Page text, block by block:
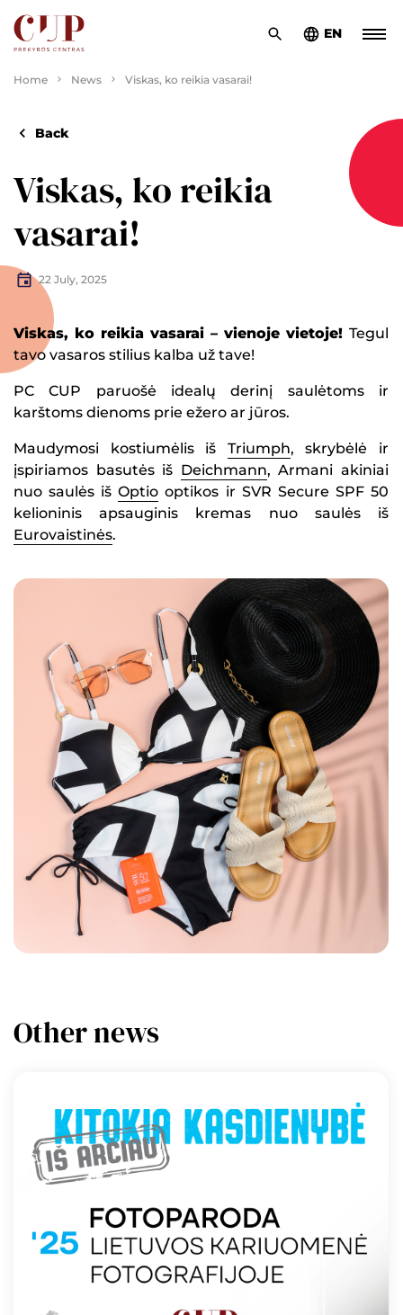
EN
Home News Viskas, ko reikia vasarai!
Back
Viskas, ko reikia
vasarai!
22 July, 2025
Viskas, ko reikia vasarai – vienoje vietoje! Tegul
tavo vasaros stilius kalba už tave!
PC CUP paruošė idealų derinį saulėtoms ir
karštoms dienoms prie ežero ar jūros.
Maudymosi kostiumėlis iš Triumph, skrybėlė ir
įspiriamos basutės iš Deichmann, Armani akiniai
nuo saulės išOptio optikos ir SVR Secure SPF 50
kelioninis apsauginis kremas nuo saulės iš
Eurovaistinės.
Other news